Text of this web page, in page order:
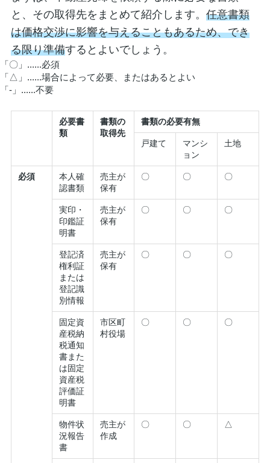
と、その取得先をまとめて紹介します。 任意書類
は価格交渉に影響を与えることもあるため、でき
る限り準備するとよいでしょう。
「〇」......必須
「△」......場合によって必要、またはあるとよい
「-」......不要
必要書
類
書類の
取得先
書類の必要有無
戸建て
マンシ
ョン
土地
必須
本人確
認書類
売主が
保有
〇 〇 〇
実印・
印鑑証
明書
売主が
保有
〇 〇 〇
登記済
権利証
または
登記識
別情報
売主が
保有
〇 〇 〇
固定資
産税納
税通知
書また
は固定
資産税
評価証
明書
市区町
村役場
〇 〇 〇
物件状
況報告
書
売主が
作成
〇 〇 △